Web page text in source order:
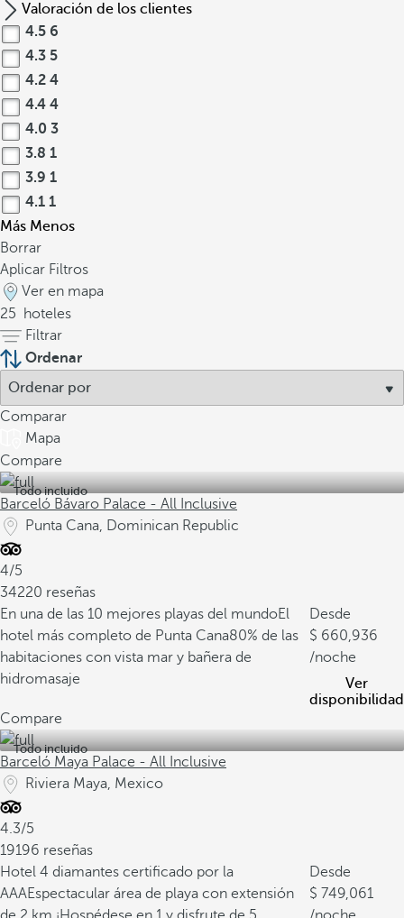
Valoración de los clientes
4.5 6
4.3 5
4.2 4
4.4 4
4.0 3
3.8 1
3.9 1
4.1 1
Más Menos
Borrar
Aplicar Filtros
Ver en mapa
25
hoteles
Filtrar
Ordenar
Comparar
Mapa
Compare
Todo incluido
Barceló Bávaro Palace - All Inclusive
Punta Cana, Dominican Republic
4/5
34220 reseñas
En una de las 10 mejores playas del mundoEl
hotel más completo de Punta Cana80% de las
habitaciones con vista mar y bañera de
hidromasaje
Desde
660,936
/noche
Ver
disponibilidad
Compare
Todo incluido
Barceló Maya Palace - All Inclusive
Riviera Maya, Mexico
4.3/5
19196 reseñas
Hotel 4 diamantes certificado por la
AAAEspectacular área de playa con extensión
Desde
749,061